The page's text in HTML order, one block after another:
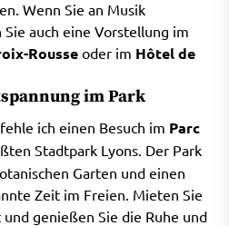
Wenn Sie an Musik
auch eine Vorstellung im
Rousse oder im Hôtel de
im Park
ich einen Besuch im Parc
Stadtpark Lyons. Der Park
Garten und einen
Zeit im Freien. Mieten Sie
genießen Sie die Ruhe und